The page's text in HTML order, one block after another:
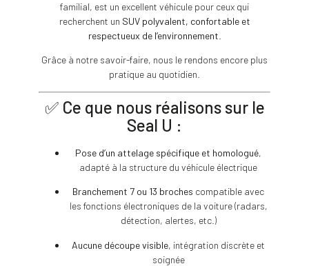
familial, est un excellent véhicule pour ceux qui
recherchent un SUV polyvalent, confortable et
respectueux de l’environnement
Grâce à notre savoir-faire, nous le rendons encore plus
pratique au quotidien.
✅ Ce que nous réalisons sur le
Seal U :
Pose d’un attelage spécifique et homologué,
adapté à la structure du véhicule électrique
Branchement 7 ou 13 broches compatible avec
les fonctions électroniques de la voiture (radars,
détection, alertes, etc.)
Aucune découpe visible, intégration discrète et
soignée